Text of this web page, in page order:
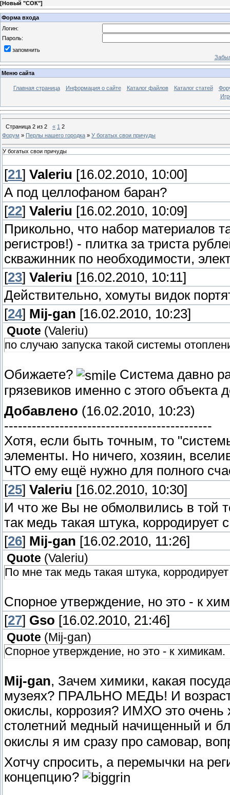
[Новый "СОК"]
Форма входа
Логин:
Пароль:
запомнить
Меню сайта
Главная страница Информация о сайте Каталог файлов Каталог статей
Страница 2 из 2 « 1 2
Форум » Перлы нашего городка » У богатых свои причуды
У богатых свои причуды
[21] Valeriu [16.02.2010, 10:00]
А под целлофаном баран?
[22] Valeriu [16.02.2010, 10:09]
Прикольно, что набор материалов
регистров!) - плитка за триста
скважинник по необходимости,
[23] Valeriu [16.02.2010, 10:11]
Действительно, хомуты видок
[24] Mij-gan [16.02.2010, 10:23]
Quote (Valeriu)
по случаю запуска такой системы
Обижаете?
Система давно
грязевиков именно с этого объекта
Добавлено (16.02.2010, 10:23)
---------------------------------------------
Хотя, если быть точным, то
элементы. Но ничего, хозяин,
ЧТО ему ещё нужно для полного
[25] Valeriu [16.02.2010, 10:30]
И что же Вы не обмолвились в той
так медь такая штука, корродирует
[26] Mij-gan [16.02.2010, 11:26]
Quote (Valeriu)
По мне так медь такая штука,
Спорное утверждение, но это - к
[27] Gso [16.02.2010, 21:46]
Quote (Mij-gan)
Спорное утверждение, но это - к химикам.
Mij-gan, Зачем химики, какая
музеях? ПРАЛЬНО МЕДЬ! И
окислы, коррозия? ИМХО это очень
столетний медный начищенный и
окислы я им сразу про самовар,
Хотчу спросить, а перемычки на
концепцию?